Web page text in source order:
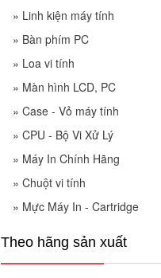
» Linh kiện máy tính
» Bàn phím PC
» Loa vi tính
» Màn hình LCD, PC
» Case - Vỏ máy tính
» CPU - Bộ Vi Xử Lý
» Máy In Chính Hãng
» Chuột vi tính
» Mực Máy In - Cartridge
Theo hãng sản xuất